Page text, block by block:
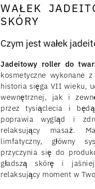
WAŁEK
SKÓRY
Czym jest wałek
Jadeitowy roller do
kosmetyczne wykonane
historia sięga VII wieku,
wewnętrznej, jak i
przez tysiąclecia i
poprawia wygląd i
relaksujący masaż.
limfatyczny, główny
przyczynia się do
gładszą skórę i
relaksujący moment w